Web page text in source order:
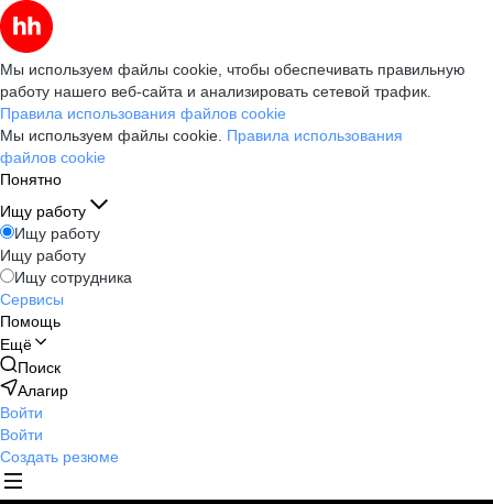
Мы используем файлы cookie, чтобы обеспечивать правильную
работу нашего веб-сайта и анализировать сетевой трафик.
Правила использования файлов cookie
Мы используем файлы cookie. Правила использования
файлов cookie
Понятно
Ищу работу
Ищу работу
Ищу работу
Ищу сотрудника
Сервисы
Помощь
Ещё
Поиск
Алагир
Войти
Войти
Создать резюме